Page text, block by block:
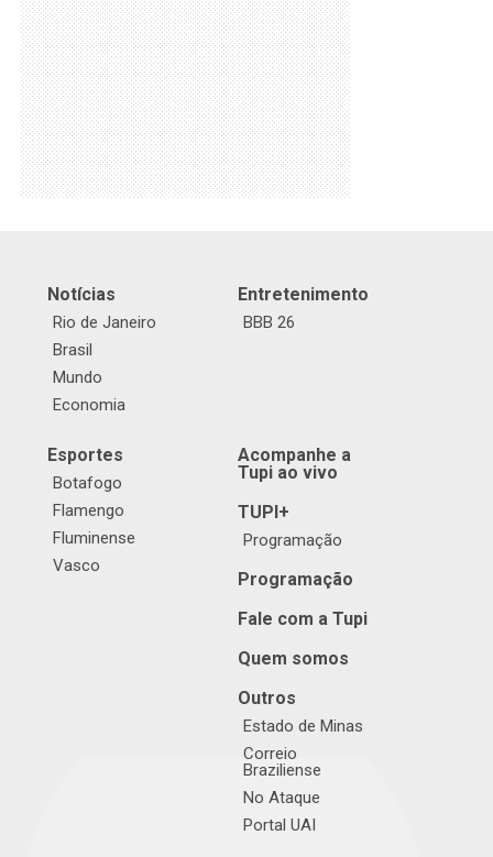
Notícias
Rio de Janeiro
Brasil
Mundo
Economia
Entretenimento
BBB 26
Esportes
Botafogo
Flamengo
Fluminense
Vasco
Acompanhe a
Tupi ao vivo
TUPI+
Programação
Programação
Fale com a Tupi
Quem somos
Outros
Estado de Minas
Correio
Braziliense
No Ataque
Portal UAI